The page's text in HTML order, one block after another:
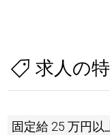
求人の
固定給 25 万円以